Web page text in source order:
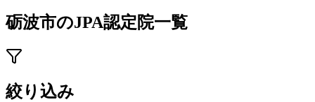
砺波市のJPA認定院一覧
絞り込み